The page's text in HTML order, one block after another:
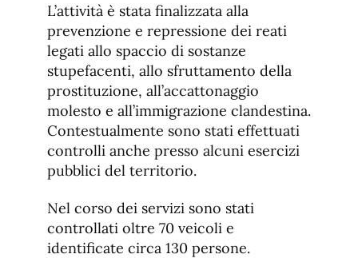
L’attività è stata finalizzata alla
prevenzione e repressione dei reati
legati allo spaccio di sostanze
stupefacenti, allo sfruttamento della
prostituzione, all’accattonaggio
molesto e all’immigrazione clandestina.
Contestualmente sono stati effettuati
controlli anche presso alcuni esercizi
pubblici del territorio.
Nel corso dei servizi sono stati
controllati oltre 70 veicoli e
identificate circa 130 persone.